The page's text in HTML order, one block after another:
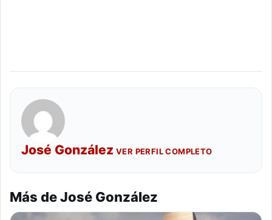
José González VER PERFIL COMPLETO
Más de José González